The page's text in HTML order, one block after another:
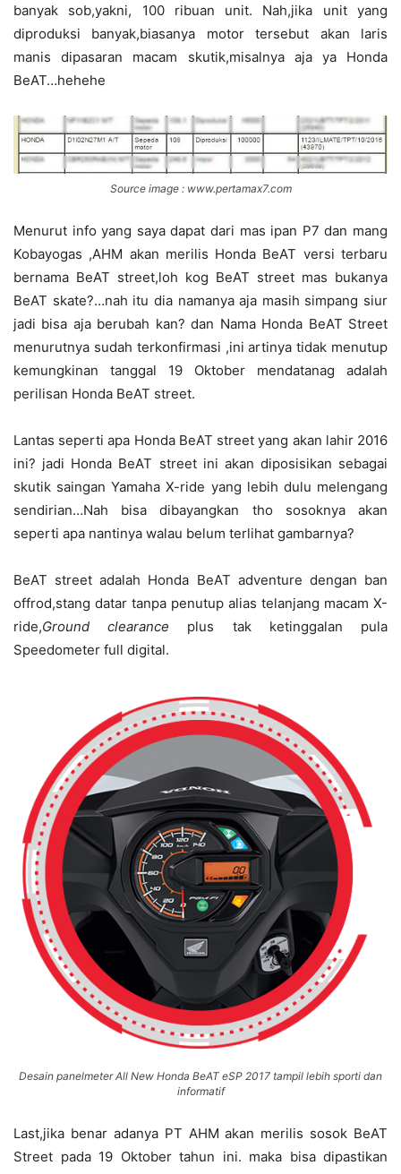
banyak sob,yakni, 100 ribuan unit. Nah,jika unit yang
diproduksi banyak,biasanya motor tersebut akan laris
manis dipasaran macam skutik,misalnya aja ya Honda
BeAT…hehehe
Source image : www.pertamax7.com
Menurut info yang saya dapat dari mas ipan P7 dan mang
Kobayogas ,AHM akan merilis Honda BeAT versi terbaru
bernama BeAT street,loh kog BeAT street mas bukanya
BeAT skate?…nah itu dia namanya aja masih simpang siur
jadi bisa aja berubah kan? dan Nama Honda BeAT Street
menurutnya sudah terkonfirmasi ,ini artinya tidak menutup
kemungkinan tanggal 19 Oktober mendatanag adalah
perilisan Honda BeAT street.
Lantas seperti apa Honda BeAT street yang akan lahir 2016
ini? jadi Honda BeAT street ini akan diposisikan sebagai
skutik saingan Yamaha X-ride yang lebih dulu melengang
sendirian…Nah bisa dibayangkan tho sosoknya akan
seperti apa nantinya walau belum terlihat gambarnya?
BeAT street adalah Honda BeAT adventure dengan ban
offrod,stang datar tanpa penutup alias telanjang macam X-
ride,Ground clearance plus tak ketinggalan pula
Speedometer full digital.
Desain panelmeter All New Honda BeAT eSP 2017 tampil lebih sporti dan
informatif
Last,jika benar adanya PT AHM akan merilis sosok BeAT
Street pada 19 Oktober tahun ini. maka bisa dipastikan